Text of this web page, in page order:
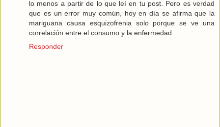
lo menos a partir de lo que leí en tu post. Pero es verdad
que es un error muy común, hoy en día se afirma que la
mariguana causa esquizofrenia solo porque se ve una
correlación entre el consumo y la enfermedad
Responder